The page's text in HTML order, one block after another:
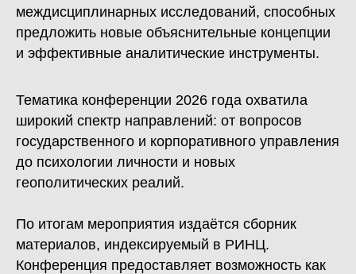
междисциплинарных исследований, способных
предложить новые объяснительные концепции
и эффективные аналитические инструменты.
Тематика конференции 2026 года охватила
широкий спектр направлений: от вопросов
государственного и корпоративного управления
до психологии личности и новых
геополитических реалий.
По итогам мероприятия издаётся сборник
материалов, индексируемый в РИНЦ.
Конференция предоставляет возможность как